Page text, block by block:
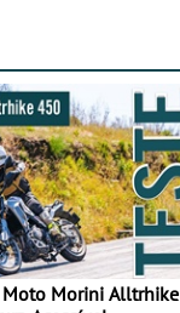
Moto Morini Alltrhike